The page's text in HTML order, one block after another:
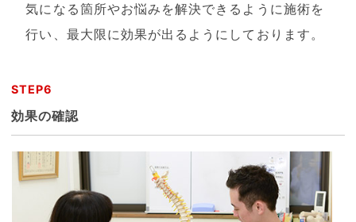
気になる箇所やお悩みを解決できるように施術を
行い、最大限に効果が出るようにしております。
STEP6
効果の確認